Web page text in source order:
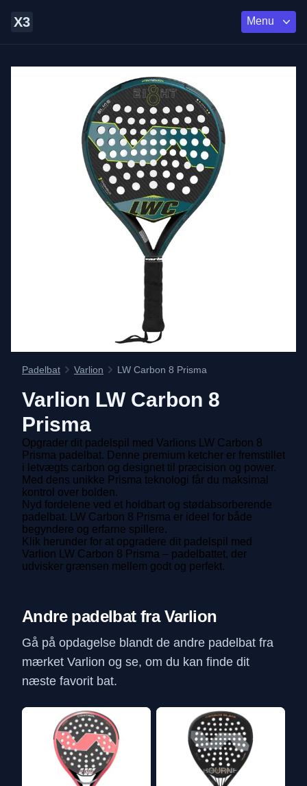
X3 Menu
Padelbat Varlion LW Carbon 8 Prisma
Varlion LW Carbon 8
Prisma
Opgrader dit padelspil med Varlions LW Carbon 8
Prisma padelbat. Denne premium ketcher er fremstillet
i letvægts carbon og designet til præcision og power.
Med dens unikke Prisma teknologi får du maksimal
kontrol over bolden.
Nyd fordelene ved et holdbart og stødabsorberende
padelbat. LW Carbon 8 Prisma er ideel for både
begyndere og erfarne spillere.
Klik herunder for at opgradere dit padelspil med
Varlion LW Carbon 8 Prisma – padelbattet, der
udvisker grænsen mellem godt og perfekt.
Andre padelbat fra Varlion
Gå på opdagelse blandt de andre padelbat fra
mærket Varlion og se, om du kan finde dit
næste favorit bat.